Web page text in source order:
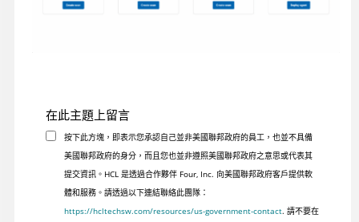
在此主題上留言
按下此方塊，即表示您承認自己並非美國聯邦政府的員工，也並不具備
美國聯邦政府的身分，而且您也並非遵照美國聯邦政府之意思或代表其
提交資訊。HCL 是透過合作夥伴 Four, Inc. 向美國聯邦政府客戶提供軟
體和服務。請透過以下連結聯絡此團隊：
https://hcltechsw.com/resources/us-government-contact. 請不要在